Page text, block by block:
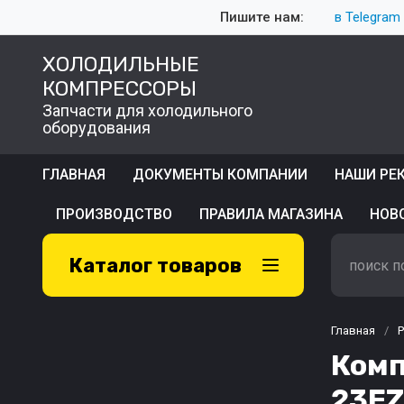
Пишите нам: в
ХОЛОДИЛЬНЫЕ
КОМПРЕССОРЫ
Запчасти для холодильного
оборудования
ГЛАВНАЯ ДОКУМЕНТЫ КОМПАНИИ НАШИ
ПРОИЗВОДСТВО ПРАВИЛА МАГАЗИНА
Каталог товаров
Главная /